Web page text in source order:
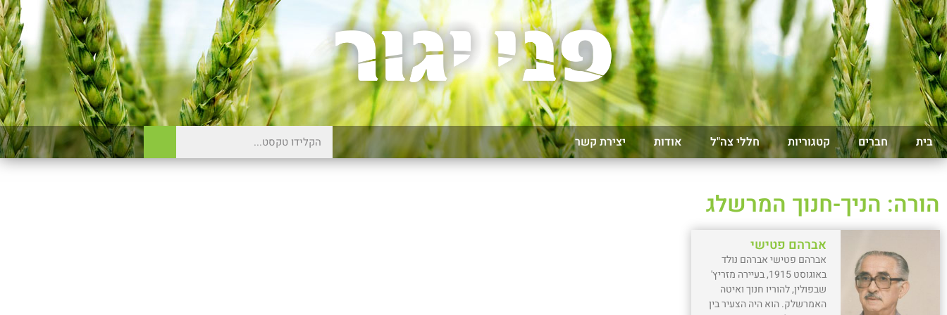
בית חברים קטגוריות חללי צה"ל אודות יצירת קשר
הורה: הניך-חנוך המרשלג
אברהם פטישי
אברהם פטישי אברהם נולד
באוגוסט 1915, בעיירה מזריץ'
שבפולין, להוריו חנוך ואיטה
האמרשלק. הוא היה הצעיר בין